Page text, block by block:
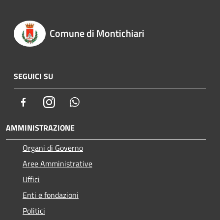
Comune di Montichiari
SEGUICI SU
FacebookInstagram
AMMINISTRAZIONE
Organi di Governo
Aree Amministrative
Uffici
Enti e fondazioni
Politici